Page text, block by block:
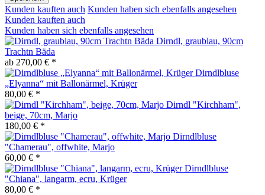
Kunden kauften auch Kunden haben sich ebenfalls angesehen
Kunden kauften auch
Kunden haben sich ebenfalls angesehen
Dirndl, graublau, 90cm
Trachtn Bäda
ab 270,00 € *
Dirndlbluse
„Elyanna“ mit Ballonärmel, Krüger
80,00 € *
Dirndl "Kirchham",
beige, 70cm, Marjo
180,00 € *
Dirndlbluse
"Chamerau", offwhite, Marjo
60,00 € *
Dirndlbluse
"Chiana", langarm, ecru, Krüger
80,00 € *